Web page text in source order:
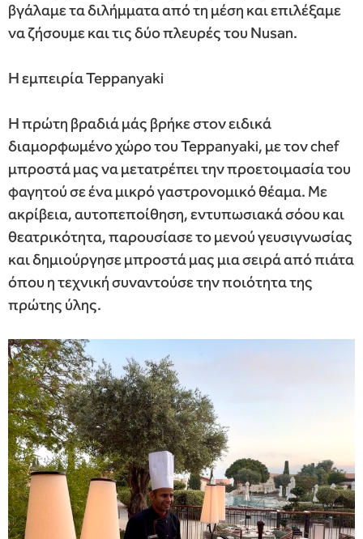
βγάλαμε τα διλήμματα από τη μέση και επιλέξαμε
να ζήσουμε και τις δύο πλευρές του Nusan.
Η εμπειρία Teppanyaki
Η πρώτη βραδιά μάς βρήκε στον ειδικά
διαμορφωμένο χώρο του Teppanyaki, με τον chef
μπροστά μας να μετατρέπει την προετοιμασία του
φαγητού σε ένα μικρό γαστρονομικό θέαμα. Με
ακρίβεια, αυτοπεποίθηση, εντυπωσιακά σόου και
θεατρικότητα, παρουσίασε το μενού γευσιγνωσίας
και δημιούργησε μπροστά μας μια σειρά από πιάτα
όπου η τεχνική συναντούσε την ποιότητα της
πρώτης ύλης.